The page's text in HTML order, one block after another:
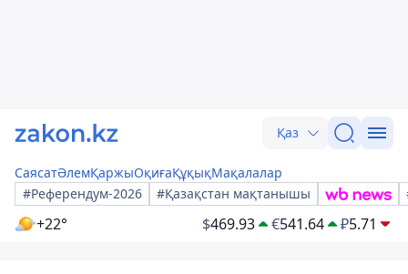
Қаз
СаясатӘлемҚаржыОқиғаҚұқықМақалалар
#Референдум-2026
#Қазақстан мақтанышы
+22° $469.93 €541.64 ₽5.71